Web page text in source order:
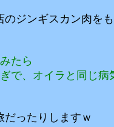
ジンギスカン肉を
たら
で、オイラと同じ病
だったりしますｗ